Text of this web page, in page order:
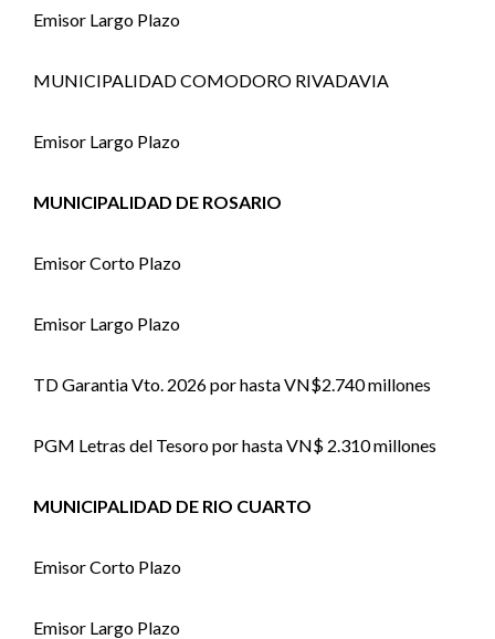
Emisor Largo Plazo
MUNICIPALIDAD COMODORO RIVADAVIA
Emisor Largo Plazo
MUNICIPALIDAD DE ROSARIO
Emisor Corto Plazo
Emisor Largo Plazo
TD Garantia Vto. 2026 por hasta VN$2.740 millones
PGM Letras del Tesoro por hasta VN$ 2.310 millones
MUNICIPALIDAD DE RIO CUARTO
Emisor Corto Plazo
Emisor Largo Plazo